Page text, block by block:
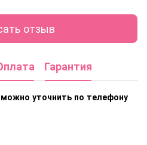
отзыв
Гарантия
можно уточнить по телефону